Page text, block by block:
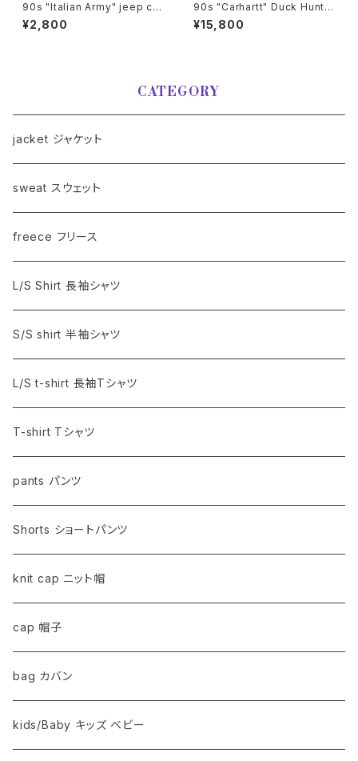
90s "Italian Army" jeep ca
p イタリア軍 ウール ジープキャ
ップ
¥2,800
90s "Carhartt" Duck Huntin
g Jacket カーハートダック ハ
ンティングジャケット[M]
¥15,800
CATEGORY
jacket ジャケット
sweat スウェット
freece フリース
L/S Shirt 長袖シャツ
S/S shirt 半袖シャツ
L/S t-shirt 長袖Tシャツ
T-shirt Tシャツ
pants パンツ
Shorts ショートパンツ
knit cap ニット帽
cap 帽子
bag カバン
kids/Baby キッズ ベビー